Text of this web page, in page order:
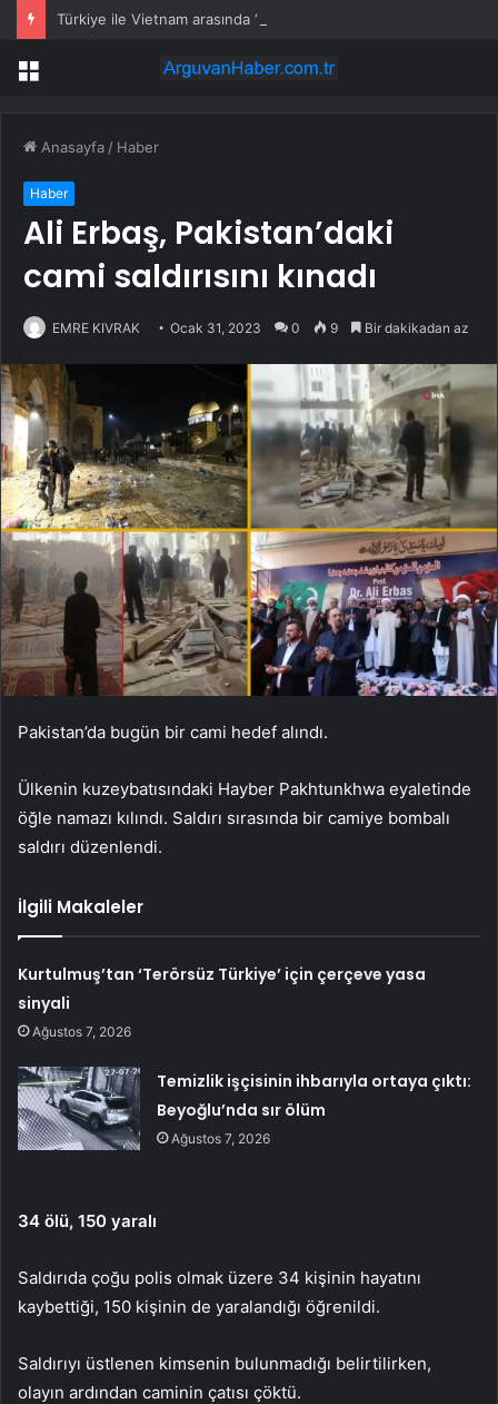
Menü
Anasayfa / Haber
Haber
Ali Erbaş, Pakistan’daki
cami saldırısını kınadı
EMRE KIVRAK Ocak 31, 2023 0 9 Bir dakikadan az
Pakistan’da bugün bir cami hedef alındı.
Ülkenin kuzeybatısındaki Hayber Pakhtunkhwa eyaletinde
öğle namazı kılındı. Saldırı sırasında bir camiye bombalı
saldırı düzenlendi.
İlgili Makaleler
Kurtulmuş’tan ‘Terörsüz Türkiye’ için çerçeve yasa
sinyali
Ağustos 7, 2026
Temizlik işçisinin ihbarıyla ortaya çıktı:
Beyoğlu’nda sır ölüm
Ağustos 7, 2026
34 ölü, 150 yaralı
Saldırıda çoğu polis olmak üzere 34 kişinin hayatını
kaybettiği, 150 kişinin de yaralandığı öğrenildi.
Saldırıyı üstlenen kimsenin bulunmadığı belirtilirken,
olayın ardından caminin çatısı çöktü.